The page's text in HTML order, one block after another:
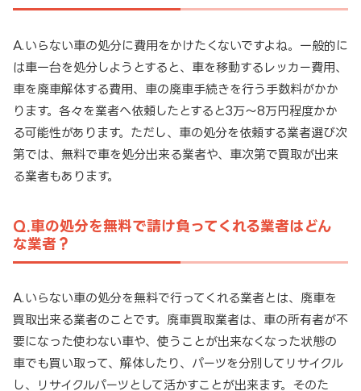
A.いらない車の処分に費用をかけたくないですよね。一般的に
は車一台を処分しようとすると、車を移動するレッカー費用、
車を廃車解体する費用、車の廃車手続きを行う手数料がかか
ります。各々を業者へ依頼したとすると3万～8万円程度かか
る可能性があります。ただし、車の処分を依頼する業者選び次
第では、無料で車を処分出来る業者や、車次第で買取が出来
る業者もあります。
Q.車の処分を無料で請け負ってくれる業者はどん
な業者？
A.いらない車の処分を無料で行ってくれる業者とは、廃車を
買取出来る業者のことです。廃車買取業者は、車の所有者が不
要になった使わない車や、使うことが出来なくなった状態の
車でも買い取って、解体したり、パーツを分別してリサイクル
し、リサイクルパーツとして活かすことが出来ます。そのた